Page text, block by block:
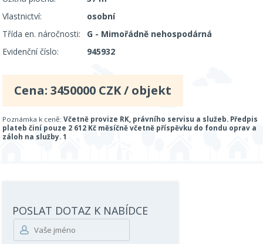
Vlastnictví:
osobní
Třída en. náročnosti:
G - Mimořádně nehospodárná
Evidenční číslo:
945932
Cena:3450000 CZK / objekt
Poznámka k ceně:Včetně provize RK, právního servisu a služeb. Předpis
plateb činí pouze 2 612 Kč měsíčně včetně příspěvku do fondu oprav a
záloh na služby. 1
POSLAT DOTAZ K NABÍDCE